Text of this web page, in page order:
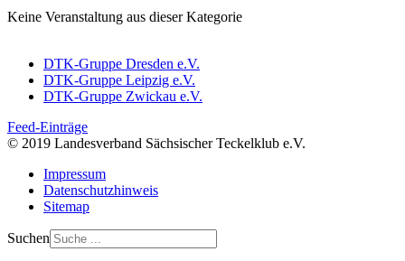
Keine Veranstaltung aus dieser Kategorie
DTK-Gruppe Dresden e.V.
DTK-Gruppe Leipzig e.V.
DTK-Gruppe Zwickau e.V.
Feed-Einträge
© 2019 Landesverband Sächsischer Teckelklub e.V.
Impressum
Datenschutzhinweis
Sitemap
Suchen